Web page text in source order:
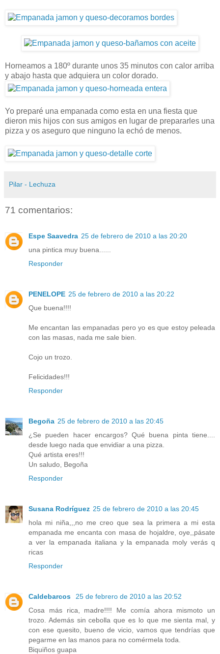
Horneamos a 180º durante unos 35 minutos con calor arriba
y abajo hasta que adquiera un color dorado.
Yo preparé una empanada como esta en una fiesta que
dieron mis hijos con sus amigos en lugar de prepararles una
pizza y os aseguro que ninguno la echó de menos.
Pilar - Lechuza
71 comentarios:
Espe Saavedra 25 de febrero de 2010 a las 20:20
una pintica muy buena......
Responder
PENELOPE 25 de febrero de 2010 a las 20:22
Que buena!!!!
Me encantan las empanadas pero yo es que estoy peleada
con las masas, nada me sale bien.
Cojo un trozo.
Felicidades!!!
Responder
Begoña 25 de febrero de 2010 a las 20:45
¿Se pueden hacer encargos? Qué buena pinta tiene....
desde luego nada que envidiar a una pizza.
Qué artista eres!!!
Un saludo, Begoña
Responder
Susana Rodríguez 25 de febrero de 2010 a las 20:45
hola mi niña,,,no me creo que sea la primera a mi esta
empanada me encanta con masa de hojaldre, oye,,pásate
a ver la empanada italiana y la empanada moly verás q
ricas
Responder
Caldebarcos
25 de febrero de 2010 a las 20:52
Cosa más rica, madre!!!! Me comía ahora mismoto un
trozo. Además sin cebolla que es lo que me sienta mal, y
con ese quesito, bueno de vicio, vamos que tendrías que
pegarme en las manos para no comérmela toda.
Biquiños guapa